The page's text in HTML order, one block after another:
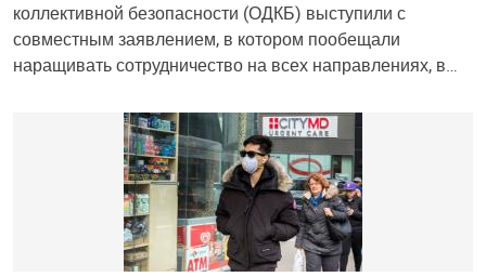
коллективной безопасности (ОДКБ) выступили с
совместным заявлением, в котором пообещали
наращивать сотрудничество на всех направлениях, в…